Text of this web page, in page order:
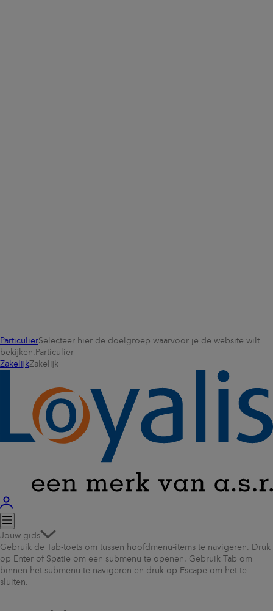
ParticulierSelecteer hier de doelgroep waarvoor je de website wilt
bekijken. Particulier
ZakelijkZakelijk
Jouw gids
Gebruik de Tab-toets om tussen hoofdmenu-items te navigeren. Druk
op Enter of Spatie om een submenu te openen. Gebruik Tab om
binnen het submenu te navigeren en druk op Escape om het te
sluiten.